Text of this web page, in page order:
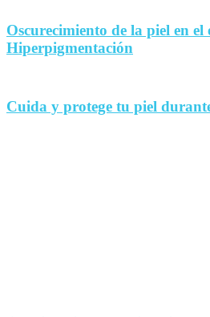
Oscurecimiento de la piel en el
Hiperpigmentación
Cuida y protege tu piel